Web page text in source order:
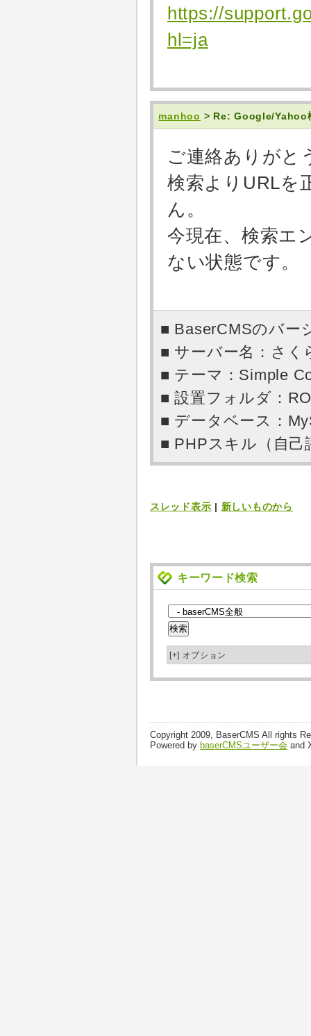
https://
hl=ja
manhoo > Re: Google/Yahoo
ご連絡ありがと
検索よりURLを
ん。
今現在、検索エ
ない状態です。
■ BaserCMSのバー
■ サーバー名：さく
■ テーマ：Simple
■ 設置フォルダ：
■ データベース：
■ PHPスキル（自己
スレッド表示 | 新しいものから
キーワード検索
[+] オプション
Copyright 2009, BaserCMS All rights
Powered by baserCMSユーザー会 and